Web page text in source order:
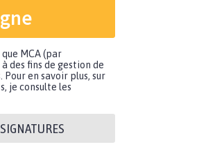
MCA (par
des fins de gestion de
en savoir plus, sur
je consulte les